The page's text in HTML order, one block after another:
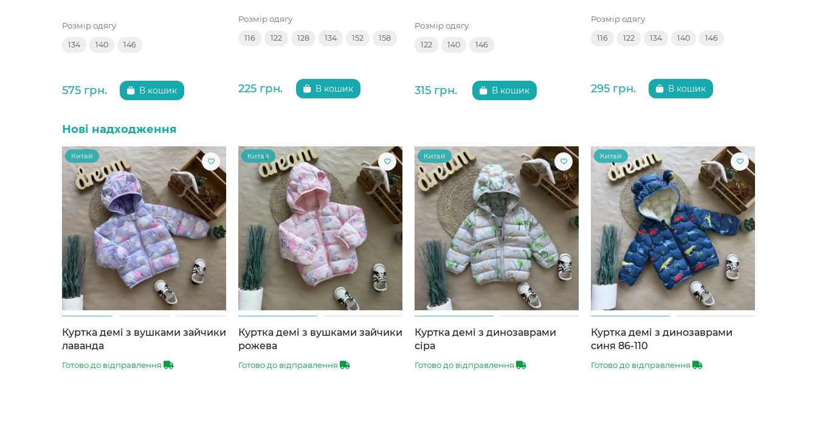
Розмір одягу
134 140 146
575 грн. В кошик
Розмір одягу
116 122 128 134 152 158
225 грн. В кошик
Розмір одягу
122 140 146
315 грн. В кошик
Розмір одягу
116 122 134 140 146
295 грн. В кошик
Нові надходження
Китай
Куртка демі з вушками зайчики
лаванда
Готово до відправлення
Китай
Куртка демі з вушками зайчики
рожева
Готово до відправлення
Китай
Куртка демі з динозаврами
сіра
Готово до відправлення
Китай
Куртка демі з динозаврами
синя 86-110
Готово до відправлення